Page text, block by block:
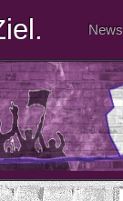
News